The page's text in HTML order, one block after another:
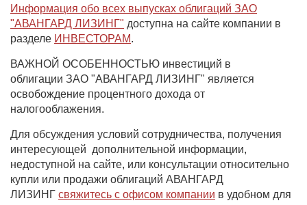
Информация обо всех выпусках облигаций ЗАО
"АВАНГАРД ЛИЗИНГ" доступна на сайте компании в
разделе ИНВЕСТОРАМ.
ВАЖНОЙ ОСОБЕННОСТЬЮ инвестиций в
облигации ЗАО "АВАНГАРД ЛИЗИНГ" является
освобождение процентного дохода от
налогооблажения.
Для обсуждения условий сотрудничества, получения
интересующей дополнительной информации,
недоступной на сайте, или консультации относительно
купли или продажи облигаций АВАНГАРД
ЛИЗИНГ свяжитесь с офисом компании в удобном для